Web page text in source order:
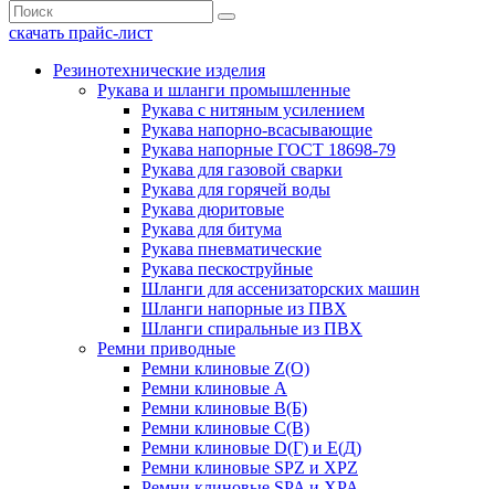
скачать прайс-лист
Резинотехнические изделия
Рукава и шланги промышленные
Рукава с нитяным усилением
Рукава напорно-всасывающие
Рукава напорные ГОСТ 18698-79
Рукава для газовой сварки
Рукава для горячей воды
Рукава дюритовые
Рукава для битума
Рукава пневматические
Рукава пескоструйные
Шланги для ассенизаторских машин
Шланги напорные из ПВХ
Шланги спиральные из ПВХ
Ремни приводные
Ремни клиновые Z(О)
Ремни клиновые А
Ремни клиновые В(Б)
Ремни клиновые С(В)
Ремни клиновые D(Г) и Е(Д)
Ремни клиновые SPZ и XPZ